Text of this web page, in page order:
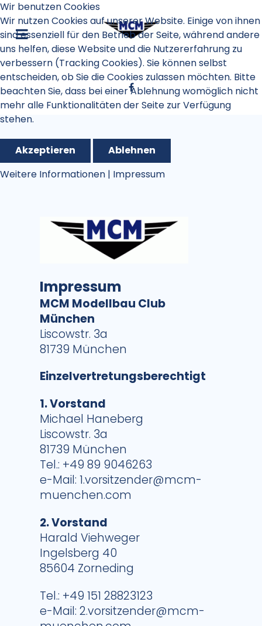
Impressum
MCM Modellbau Club
München
Liscowstr. 3a
81739 München
Einzelvertretungsberechtigt
1. Vorstand
Michael Haneberg
Liscowstr. 3a
81739 München
Tel.: +49 89 9046263
e-Mail: 1.vorsitzender@mcm-
muenchen.com
2. Vorstand
Harald Viehweger
Ingelsberg 40
85604 Zorneding
Tel.: +49 151 28823123
e-Mail: 2.vorsitzender@mcm-
Wir benutzen Cookies
Wir nutzen Cookies auf unserer Website. Einige von ihnen
sind essenziell für den Betrieb der Seite, während andere
uns helfen, diese Website und die Nutzererfahrung zu
verbessern (Tracking Cookies). Sie können selbst
entscheiden, ob Sie die Cookies zulassen möchten. Bitte
beachten Sie, dass bei einer Ablehnung womöglich nicht
mehr alle Funktionalitäten der Seite zur Verfügung
stehen.
Akzeptieren
Ablehnen
Weitere Informationen | Impressum